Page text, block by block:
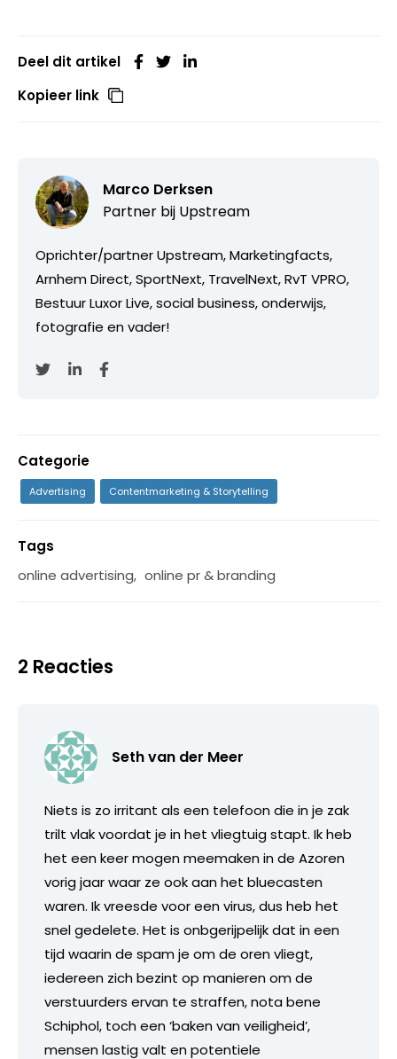
Deel dit artikel
Kopieer link
Marco Derksen
Partner bij Upstream
Oprichter/partner Upstream, Marketingfacts,
Arnhem Direct, SportNext, TravelNext, RvT VPRO,
Bestuur Luxor Live, social business, onderwijs,
fotografie en vader!
Categorie
Advertising Contentmarketing & Storytelling
Tags
online advertising, online pr & branding
2 Reacties
Seth van der Meer
Niets is zo irritant als een telefoon die in je zak
trilt vlak voordat je in het vliegtuig stapt. Ik heb
het een keer mogen meemaken in de Azoren
vorig jaar waar ze ook aan het bluecasten
waren. Ik vreesde voor een virus, dus heb het
snel gedelete. Het is onbgerijpelijk dat in een
tijd waarin de spam je om de oren vliegt,
iedereen zich bezint op manieren om de
verstuurders ervan te straffen, nota bene
Schiphol, toch een ‘baken van veiligheid’,
mensen lastig valt en potentiele